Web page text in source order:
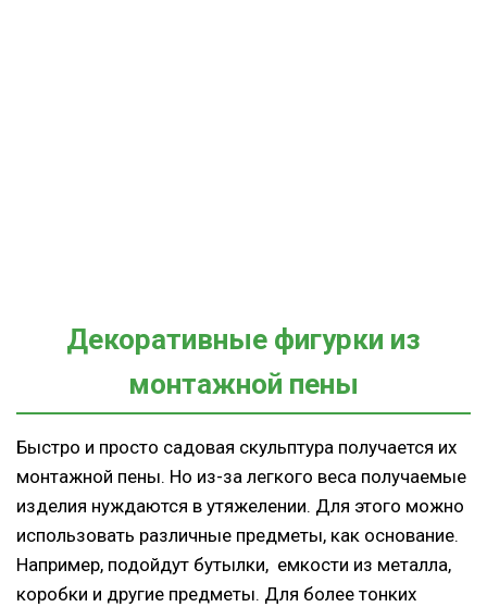
Декоративные фигурки из
монтажной пены
Быстро и просто садовая скульптура получается их
монтажной пены. Но из-за легкого веса получаемые
изделия нуждаются в утяжелении. Для этого можно
использовать различные предметы, как основание.
Например, подойдут бутылки, емкости из металла,
коробки и другие предметы. Для более тонких